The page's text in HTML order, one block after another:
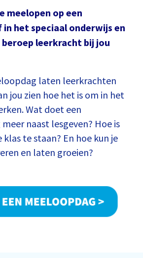
meelopen op een
in het speciaal onderwijs en
leerkracht bij jou
laten leerkrachten
jou zien hoe het is om in het
Wat doet een
naast lesgeven? Hoe is
te staan? En hoe kun je
en laten groeien?